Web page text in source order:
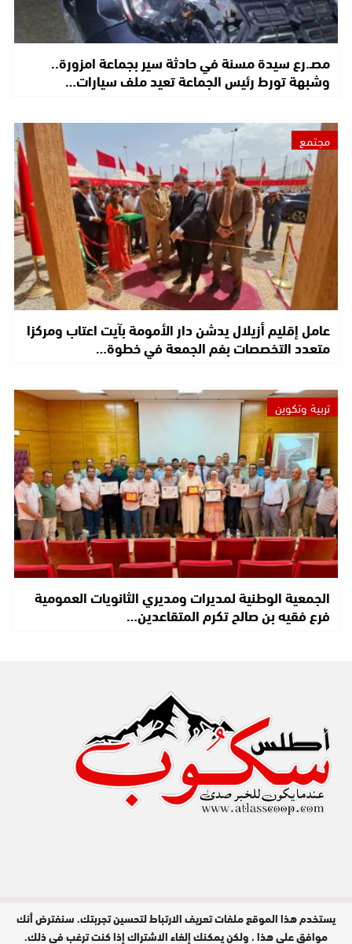
مصـ.رع سيدة مسنة في حادثة سير بجماعة امزورة..
وشبهة تورط رئيس الجماعة تعيد ملف سيارات…
مجتمع
عامل إقليم أزيلال يدشن دار الأمومة بآيت اعتاب ومركزا
متعدد التخصصات بفم الجمعة في خطوة…
تربية وتكوين
الجمعية الوطنية لمديرات ومديري الثانويات العمومية
فرع فقيه بن صالح تكرم المتقاعدين…
مدير النشر : عبد الله عزي / جميع الحقوق
محفوظة © 2026
يستخدم هذا الموقع ملفات تعريف الارتباط لتحسين تجربتك. سنفترض أنك
موافق على هذا ، ولكن يمكنك إلغاء الاشتراك إذا كنت ترغب في ذلك.